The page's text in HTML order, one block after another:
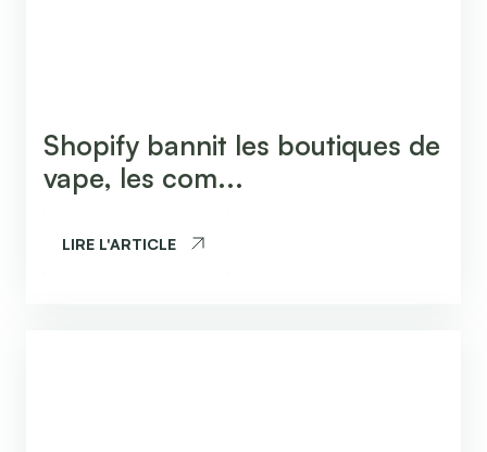
Shopify bannit les boutiques de
vape, les com...
LIRE L'ARTICLE